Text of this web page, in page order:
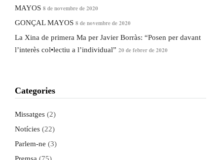
MAYOS 8 de novembre de 2020
GONÇAL MAYOS 8 de novembre de 2020
La Xina de primera Ma per Javier Borràs: “Posen per davant
l’interès col•lectiu a l’individual” 20 de febrer de 2020
Categories
Missatges (2)
Notícies (22)
Parlem-ne (3)